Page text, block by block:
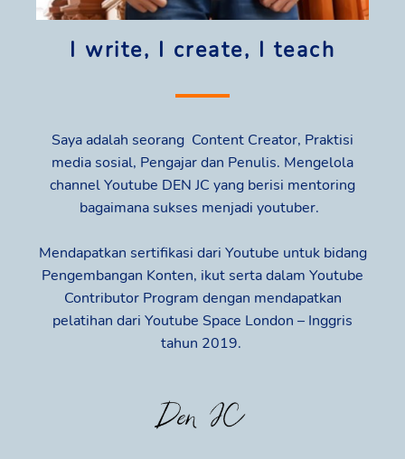
I write, I create, I teach
Saya adalah seorang Content Creator, Praktisi
media sosial, Pengajar dan Penulis. Mengelola
channel Youtube DEN JC yang berisi mentoring
bagaimana sukses menjadi youtuber.
Mendapatkan sertifikasi dari Youtube untuk bidang
Pengembangan Konten, ikut serta dalam Youtube
Contributor Program dengan mendapatkan
pelatihan dari Youtube Space London – Inggris
tahun 2019.